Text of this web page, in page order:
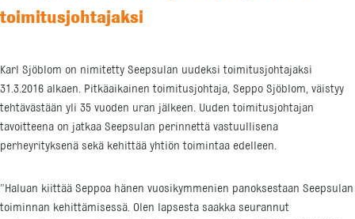
toimitusjohtajaksi
Karl Sjöblom on nimitetty Seepsulan uudeksi toimitusjohtajaksi
31.3.2016 alkaen. Pitkäaikainen toimitusjohtaja, Seppo Sjöblom, väistyy
tehtävästään yli 35 vuoden uran jälkeen. Uuden toimitusjohtajan
tavoitteena on jatkaa Seepsulan perinnettä vastuullisena
perheyrityksenä sekä kehittää yhtiön toimintaa edelleen.
”Haluan kiittää Seppoa hänen vuosikymmenien panoksestaan Seepsulan
toiminnan kehittämisessä. Olen lapsesta saakka seurannut